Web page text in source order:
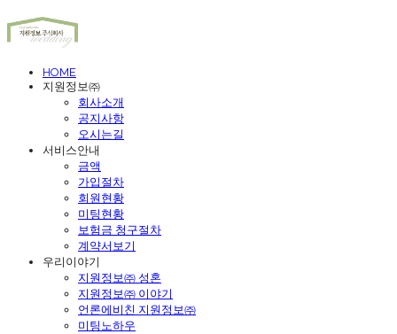
HOME
지원정보㈜
회사소개
공지사항
오시는길
서비스안내
금액
가입절차
회원현황
미팅현황
보험금 청구절차
계약서보기
우리이야기
지원정보㈜ 성혼
지원정보㈜ 이야기
언론에비친 지원정보㈜
미팅노하우